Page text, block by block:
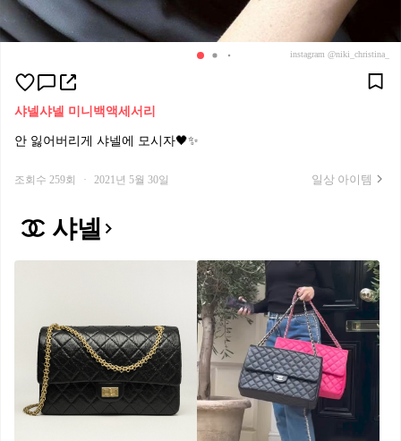
instagram @niki_christina_
샤넬샤넬 미니백 액세서리
안 잃어버리게 샤넬에 모시자🖤✨
조회수 259회 · 2021년 5월 30일 일상 아이템
샤넬